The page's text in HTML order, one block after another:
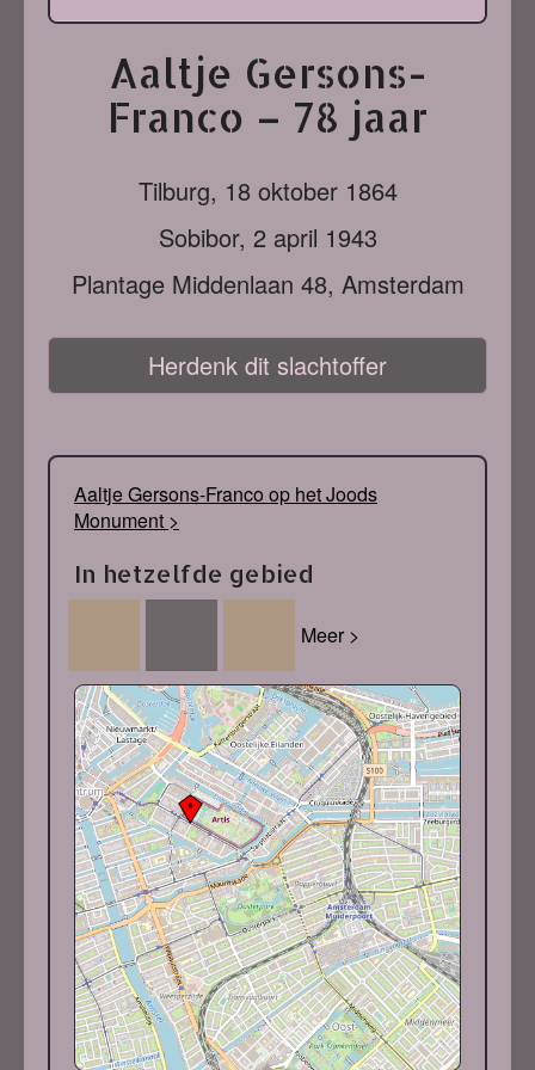
Aaltje Gersons-
Franco – 78 jaar
Tilburg, 18 oktober 1864
Sobibor, 2 april 1943
Plantage Middenlaan 48, Amsterdam
Herdenk dit slachtoffer
Aaltje Gersons-Franco op het Joods
Monument >
In hetzelfde gebied
Meer >